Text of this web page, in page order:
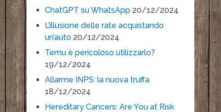
ChatGPT su WhatsApp 20/12/2024
L’illusione delle rate acquistando
un’auto 20/12/2024
Temu è pericoloso utilizzarlo?
19/12/2024
Allarme INPS: la nuova truffa
18/12/2024
Hereditary Cancers: Are You at Risk